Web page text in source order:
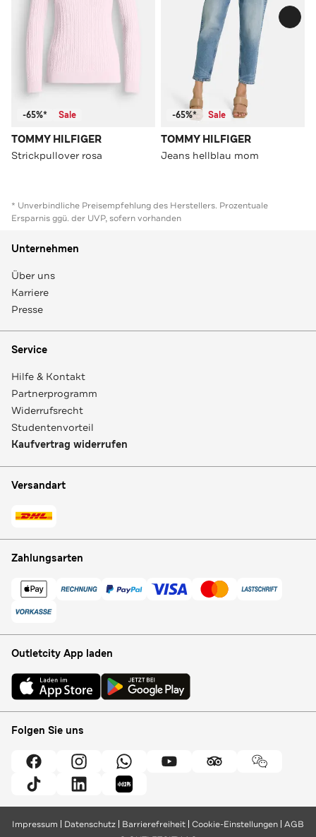
-65%* Sale
TOMMY HILFIGER
Strickpullover rosa
-65%* Sale
TOMMY HILFIGER
Jeans hellblau mom
* Unverbindliche Preisempfehlung des Herstellers. Prozentuale
Ersparnis ggü. der UVP, sofern vorhanden
Unternehmen
Über uns
Karriere
Presse
Service
Hilfe & Kontakt
Partnerprogramm
Widerrufsrecht
Studentenvorteil
Kaufvertrag widerrufen
Versandart
Zahlungsarten
Outletcity App laden
Folgen Sie uns
Impressum Datenschutz Barrierefreiheit Cookie-Einstellungen AGB